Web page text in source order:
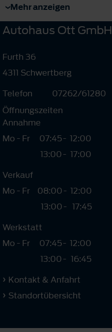
Mehr anzeigen
Autohaus Ott GmbH
Furth 36
4311 Schwertberg
Telefon
07262/61280
Öffnungszeiten
Annahme
Mo - Fr
07:45
13:00
-
-
12:00
17:00
Verkauf
Mo - Fr
08:00
13:00
-
-
12:00
17:45
Werkstatt
Mo - Fr
07:45
13:00
-
-
12:00
16:45
Kontakt & Anfahrt
Standortübersicht